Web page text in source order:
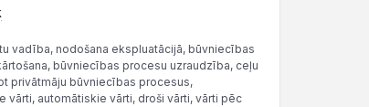
vadība, nodošana ekspluatācijā, būvniecības
būvniecības procesu uzraudzība, ceļu
privātmāju būvniecības procesus,
vārti, automātiskie vārti, droši vārti, vārti pēc